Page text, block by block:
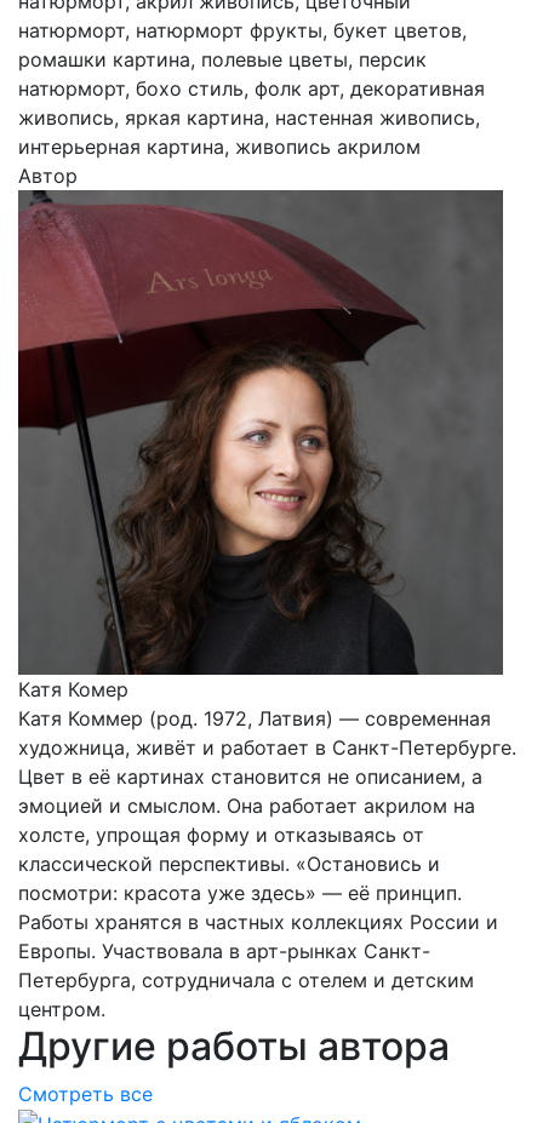
натюрморт, натюрморт фрукты, букет цветов,
ромашки картина, полевые цветы, персик
натюрморт, бохо стиль, фолк арт, декоративная
живопись, яркая картина, настенная живопись,
интерьерная картина, живопись акрилом
Автор
Катя Комер
Катя Коммер (род. 1972, Латвия) — современная
художница, живёт и работает в Санкт-Петербурге.
Цвет в её картинах становится не описанием, а
эмоцией и смыслом. Она работает акрилом на
холсте, упрощая форму и отказываясь от
классической перспективы. «Остановись и
посмотри: красота уже здесь» — её принцип.
Работы хранятся в частных коллекциях России и
Европы. Участвовала в арт-рынках Санкт-
Петербурга, сотрудничала с отелем и детским
центром.
Другие работы автора
Смотреть все